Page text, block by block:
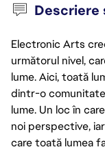
Descriere
Electronic Arts
următorul nivel,
lume. Aici, toată
dintr-o
lume. Un loc în
noi perspective,
care toată lumea